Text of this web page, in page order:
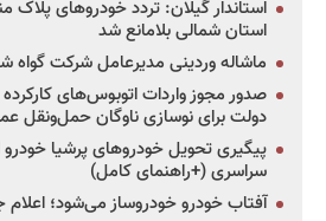
استان شمالی بلامانع شد
ماشاله وردینی مدیرعامل شرکت گواه
دولت برای نوسازی ناوگان حمل‌ونقل
پیگیری تحویل خودروهای پرشیا
سراسری (+راهنمای کامل)
آفتاب خودرو خودروساز می‌شود؛ اعلام